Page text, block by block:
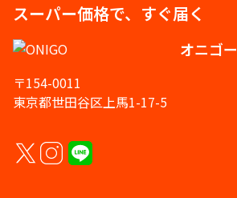
スーパー価格で、すぐ届く
オニゴー
〒154-0011
東京都世田谷区上馬1-17-5